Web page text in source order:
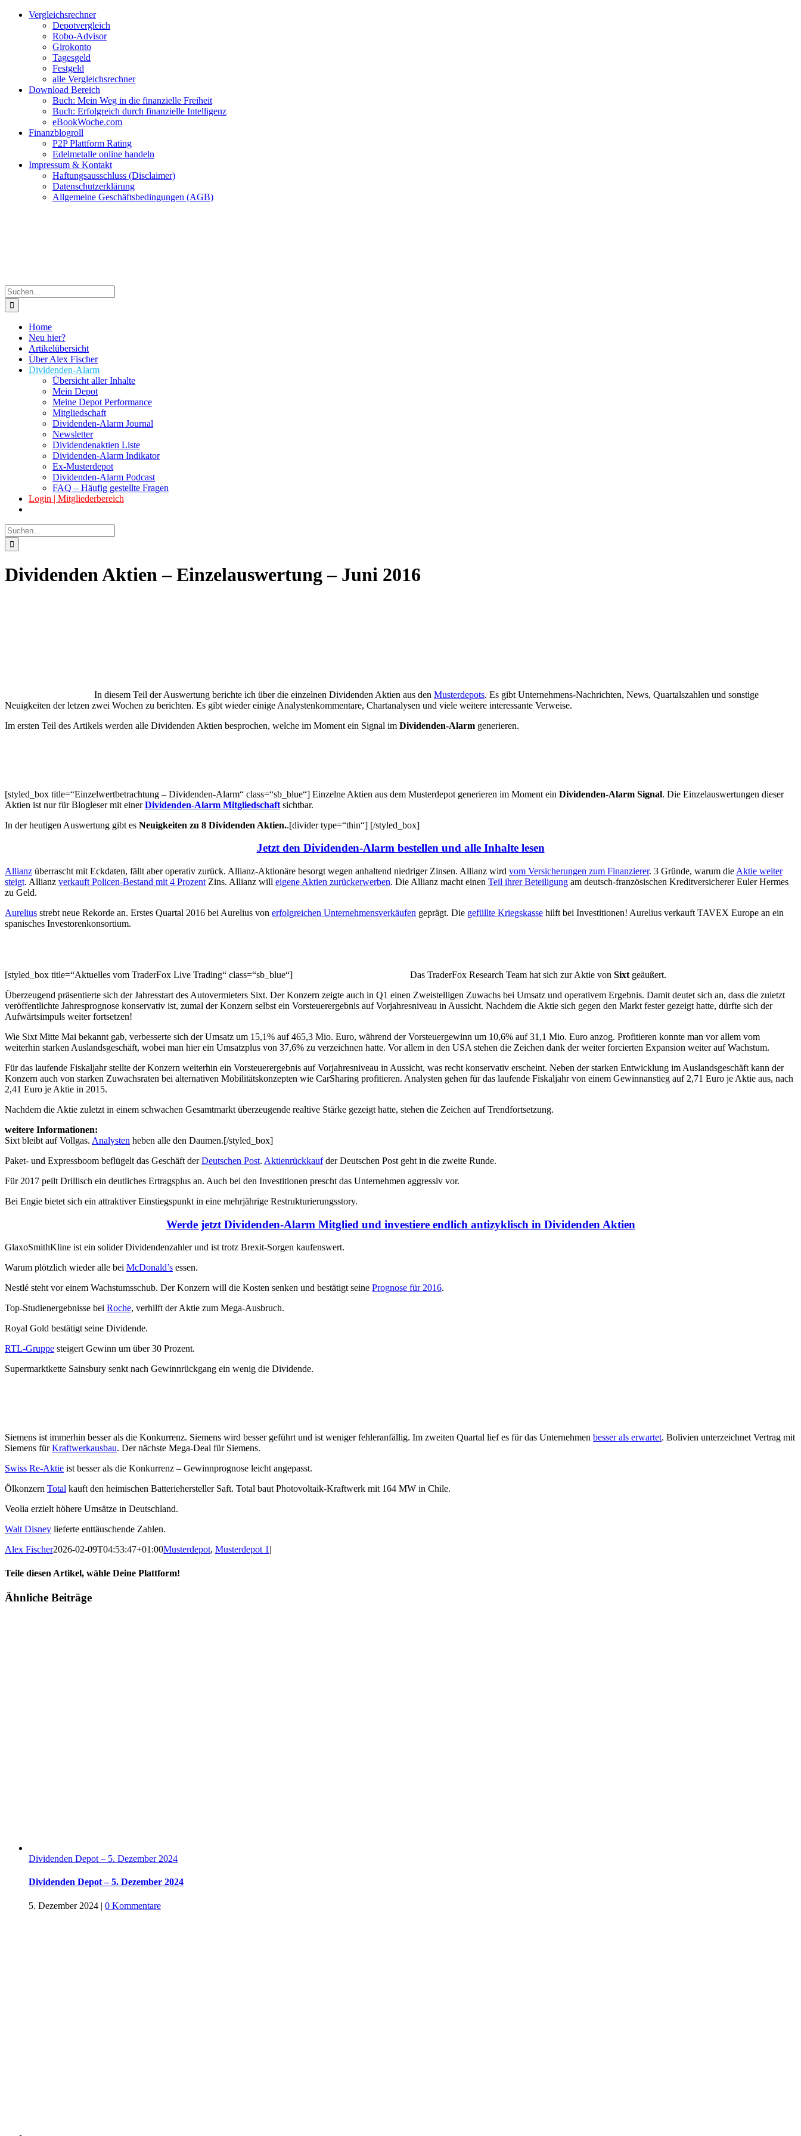
Zum
Facebook
Twitter
Instagram
Pinterest
YouTubeVergleichsrechner
Depotvergleich
Robo-Advisor
Girokonto
Tagesgeld
Festgeld
alle Vergleichsrechner
Download Bereich
Buch: Mein Weg in die finanzielle Freiheit
Buch: Erfolgreich durch finanzielle Intelligenz
eBookWoche.com
Finanzblogroll
P2P Plattform Rating
Edelmetalle online handeln
Impressum & Kontakt
Haftungsausschluss (Disclaimer)
Datenschutzerklärung
Allgemeine Geschäftsbedingungen (AGB)
Suche
nach:
Home
Neu hier?
Artikelübersicht
Über Alex Fischer
Dividenden-Alarm
Übersicht aller Inhalte
Mein Depot
Meine Depot Performance
Mitgliedschaft
Dividenden-Alarm Journal
Newsletter
Dividendenaktien Liste
Dividenden-Alarm Indikator
Ex-Musterdepot
Dividenden-Alarm Podcast
FAQ – Häufig gestellte Fragen
Login | Mitgliederbereich
Suche
nach:
Dividenden Aktien – Einzelauswertung – Juni 2016
In diesem Teil der Auswertung berichte ich über die einzelnen Dividenden Aktien aus den Musterdepots. Es gibt Unternehmens-Nachrichten, News, Quartalszahlen und sonstige
Neuigkeiten der letzen zwei Wochen zu berichten. Es gibt wieder einige Analystenkommentare, Chartanalysen und viele weitere interessante Verweise.
Im ersten Teil des Artikels werden alle Dividenden Aktien besprochen, welche im Moment ein Signal im Dividenden-Alarm generieren.
[styled_box title=“Einzelwertbetrachtung – Dividenden-Alarm“ class=“sb_blue“] Einzelne Aktien aus dem Musterdepot generieren im Moment ein Dividenden-Alarm Signal. Die Einzelauswertungen dieser
Aktien ist nur für Blogleser mit einerDividenden-Alarm Mitgliedschaft sichtbar.
In der heutigen Auswertung gibt es Neuigkeiten zu 8 Dividenden Aktien..[divider type=“thin“] [/styled_box]
Jetzt den Dividenden-Alarm bestellen und alle Inhalte lesen
Allianz überrascht mit Eckdaten, fällt aber operativ zurück. Allianz-Aktionäre besorgt wegen anhaltend niedriger Zinsen. Allianz wird vom Versicherungen zum Finanzierer. 3 Gründe, warum die Aktie weiter
steigt. Allianz verkauft Policen-Bestand mit 4 Prozent Zins. Allianz will eigene Aktien zurückerwerben. Die Allianz macht einen Teil ihrer Beteiligung am deutsch-französischen Kreditversicherer Euler Hermes
zu Geld.
Aurelius strebt neue Rekorde an. Erstes Quartal 2016 bei Aurelius von erfolgreichen Unternehmensverkäufen geprägt. Die gefüllte Kriegskasse hilft bei Investitionen! Aurelius verkauft TAVEX Europe an ein
spanisches Investorenkonsortium.
[styled_box title=“Aktuelles vom TraderFox Live Trading“ class=“sb_blue“] Das TraderFox Research Team hat sich zur Aktie von Sixt geäußert.
Überzeugend präsentierte sich der Jahresstart des Autovermieters Sixt. Der Konzern zeigte auch in Q1 einen Zweistelligen Zuwachs bei Umsatz und operativem Ergebnis. Damit deutet sich an, dass die zuletzt
veröffentlichte Jahresprognose konservativ ist, zumal der Konzern selbst ein Vorsteuerergebnis auf Vorjahresniveau in Aussicht. Nachdem die Aktie sich gegen den Markt fester gezeigt hatte, dürfte sich der
Aufwärtsimpuls weiter fortsetzen!
Wie Sixt Mitte Mai bekannt gab, verbesserte sich der Umsatz um 15,1% auf 465,3 Mio. Euro, während der Vorsteuergewinn um 10,6% auf 31,1 Mio. Euro anzog. Profitieren konnte man vor allem vom
weiterhin starken Auslandsgeschäft, wobei man hier ein Umsatzplus von 37,6% zu verzeichnen hatte. Vor allem in den USA stehen die Zeichen dank der weiter forcierten Expansion weiter auf Wachstum.
Für das laufende Fiskaljahr stellte der Konzern weiterhin ein Vorsteuerergebnis auf Vorjahresniveau in Aussicht, was recht konservativ erscheint. Neben der starken Entwicklung im Auslandsgeschäft kann der
Konzern auch von starken Zuwachsraten bei alternativen Mobilitätskonzepten wie CarSharing profitieren. Analysten gehen für das laufende Fiskaljahr von einem Gewinnanstieg auf 2,71 Euro je Aktie aus, nach
2,41 Euro je Aktie in 2015.
Nachdem die Aktie zuletzt in einem schwachen Gesamtmarkt überzeugende realtive Stärke gezeigt hatte, stehen die Zeichen auf Trendfortsetzung.
weitere Informationen:
Sixt bleibt auf Vollgas. Analysten heben alle den Daumen.[/styled_box]
Paket- und Expressboom beflügelt das Geschäft derDeutschen Post. Aktienrückkaufder Deutschen Post geht in die zweite Runde.
Für 2017 peilt Drillisch ein deutliches Ertragsplus an. Auch bei den Investitionen prescht das Unternehmen aggressiv vor.
Bei Engie bietet sich ein attraktiver Einstiegspunkt in eine mehrjährige Restrukturierungsstory.
Werde jetzt Dividenden-Alarm Mitglied und investiere endlich antizyklisch in Dividenden Aktien
GlaxoSmithKline ist ein solider Dividendenzahler und ist trotz Brexit-Sorgen kaufenswert.
Warum plötzlich wieder alle bei McDonald’s essen.
Nestlé steht vor einem Wachstumsschub. Der Konzern will die Kosten senken und bestätigt seine Prognose für 2016.
Top-Studienergebnisse bei Roche, verhilft der Aktie zum Mega-Ausbruch.
Royal Gold bestätigt seine Dividende.
RTL-Gruppe steigert Gewinn um über 30 Prozent.
Supermarktkette Sainsbury senkt nach Gewinnrückgang ein wenig die Dividende.
Siemens ist immerhin besser als die Konkurrenz. Siemens wird besser geführt und ist weniger fehleranfällig. Im zweiten Quartal lief es für das Unternehmen besser als erwartet. Bolivien unterzeichnet Vertrag mit
Siemens fürKraftwerkausbau. Der nächste Mega-Deal für Siemens.
Swiss Re-Aktie ist besser als die Konkurrenz – Gewinnprognose leicht angepasst.
Ölkonzern Total kauft den heimischen Batteriehersteller Saft. Total baut Photovoltaik-Kraftwerk mit 164 MW in Chile.
Veolia erzielt höhere Umsätze in Deutschland.
Walt Disney lieferte enttäuschende Zahlen.
Alex Fischer2026-02-09T04:53:47+01:00Musterdepot, Musterdepot 1
Teile diesen Artikel, wähle Deine Plattform!
Facebook
Twitter
Reddit
LinkedIn
Tumblr
Pinterest
Vk
E-
Ähnliche Beiträge
Dividenden Depot – 5. Dezember 2024
Dividenden Depot – 5. Dezember 2024
5. Dezember 2024 | 0 Kommentare